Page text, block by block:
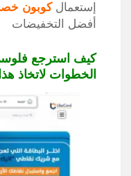
إستعمالكوبون
أفضل التخفيضات
كيف استرجع
الخطوات لاتخاذ